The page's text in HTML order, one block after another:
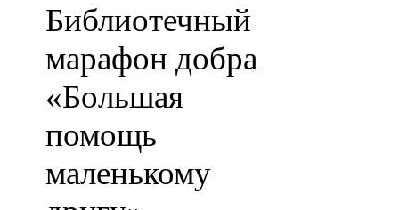
Библиотечный
марафон добра
«Большая
помощь
маленькому